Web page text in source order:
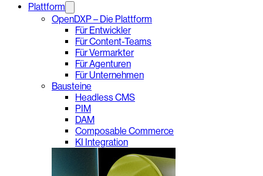
Plattform
OpenDXP – Die Plattform
Für Entwickler
Für Content-Teams
Für Vermarkter
Für Agenturen
Für Unternehmen
Bausteine
Headless CMS
PIM
DAM
Composable Commerce
KI Integration